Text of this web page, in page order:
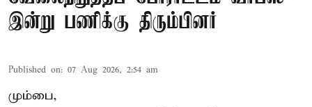
இன்று பணிக்கு திரும்பினர்
Published on: 07 Aug 2026, 2:54 am
மும்பை,